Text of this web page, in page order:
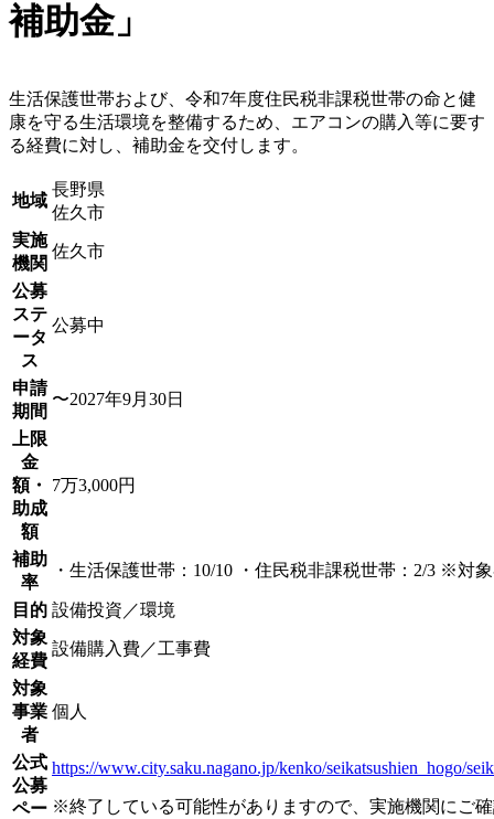
補助金」
生活保護世帯および、令和7年度住民税非課税世帯の命と健
康を守る生活環境を整備するため、エアコンの購入等に要す
る経費に対し、補助金を交付します。
地域
長野県
佐久市
実施
機関
佐久市
公募
ステ
ータ
ス
公募中
申請
期間
〜2027年9月30日
上限
金
額・
助成
額
7万3,000円
補助
率
・生活保護世帯：10/10 ・住民税非課税世帯：2/3 ※対
目的 設備投資／環境
対象
経費
設備購入費／工事費
対象
事業
者
個人
公式
公募
ペー
https://www.city.saku.nagano.jp/kenko/seikatsushien_hogo/
※終了している可能性がありますので、実施機関にご